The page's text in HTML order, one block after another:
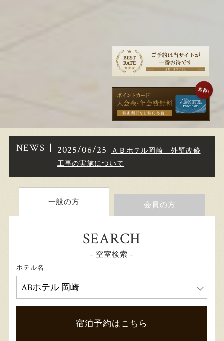
NEWS 2025/06/25
ＡＢホテル岡崎 外壁改修
工事の実施について
一般の方 会員の方
SEARCH
- 空室検索 -
ホテル名
宿泊予約はこちら